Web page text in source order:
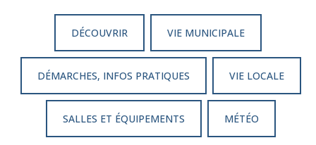
DÉCOUVRIR VIE MUNICIPALE
DÉMARCHES, INFOS PRATIQUES VIE LOCALE
SALLES ET ÉQUIPEMENTS MÉTÉO